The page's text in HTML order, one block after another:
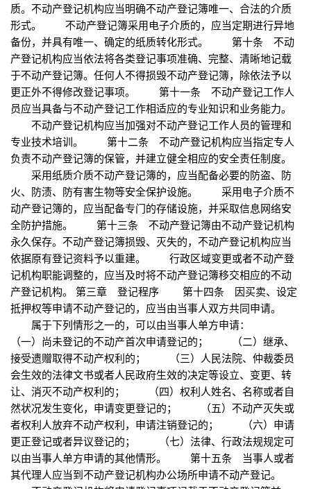
质。不动产登记机构应当明确不动产登记簿唯一、合法的介质
形式。 不动产登记簿采用电子介质的，应当定期进行异地
备份，并具有唯一、确定的纸质转化形式。 第十条 不动
产登记机构应当依法将各类登记事项准确、完整、清晰地记载
于不动产登记簿。任何人不得损毁不动产登记簿，除依法予以
更正外不得修改登记事项。 第十一条 不动产登记工作人
员应当具备与不动产登记工作相适应的专业知识和业务能力。
不动产登记机构应当加强对不动产登记工作人员的管理和
专业技术培训。 第十二条 不动产登记机构应当指定专人
负责不动产登记簿的保管，并建立健全相应的安全责任制度。
采用纸质介质不动产登记簿的，应当配备必要的防盗、防
火、防渍、防有害生物等安全保护设施。 采用电子介质不
动产登记簿的，应当配备专门的存储设施，并采取信息网络安
全防护措施。 第十三条 不动产登记簿由不动产登记机构
永久保存。不动产登记簿损毁、灭失的，不动产登记机构应当
依据原有登记资料予以重建。 行政区域变更或者不动产登
记机构职能调整的，应当及时将不动产登记簿移交相应的不动
产登记机构。 第三章 登记程序 第十四条 因买卖、设定
抵押权等申请不动产登记的，应当由当事人双方共同申请。
属于下列情形之一的，可以由当事人单方申请：
（一）尚未登记的不动产首次申请登记的； （二）继承、
接受遗赠取得不动产权利的； （三）人民法院、仲裁委员
会生效的法律文书或者人民政府生效的决定等设立、变更、转
让、消灭不动产权利的； （四）权利人姓名、名称或者自
然状况发生变化，申请变更登记的； （五）不动产灭失或
者权利人放弃不动产权利，申请注销登记的； （六）申请
更正登记或者异议登记的； （七）法律、行政法规规定可
以由当事人单方申请的其他情形。 第十五条 当事人或者
其代理人应当到不动产登记机构办公场所申请不动产登记。